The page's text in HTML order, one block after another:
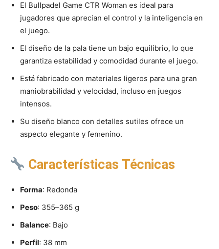
El Bullpadel Game CTR Woman es ideal para
jugadores que aprecian el control y la inteligencia en
el juego.
El diseño de la pala tiene un bajo equilibrio, lo que
garantiza estabilidad y comodidad durante el juego.
Está fabricado con materiales ligeros para una gran
maniobrabilidad y velocidad, incluso en juegos
intensos.
Su diseño blanco con detalles sutiles ofrece un
aspecto elegante y femenino.
Características Técnicas
Forma: Redonda
Peso: 355–365 g
Balance: Bajo
Perfil: 38 mm